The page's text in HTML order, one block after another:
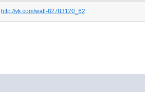
http://vk.com/wall-82783120_62